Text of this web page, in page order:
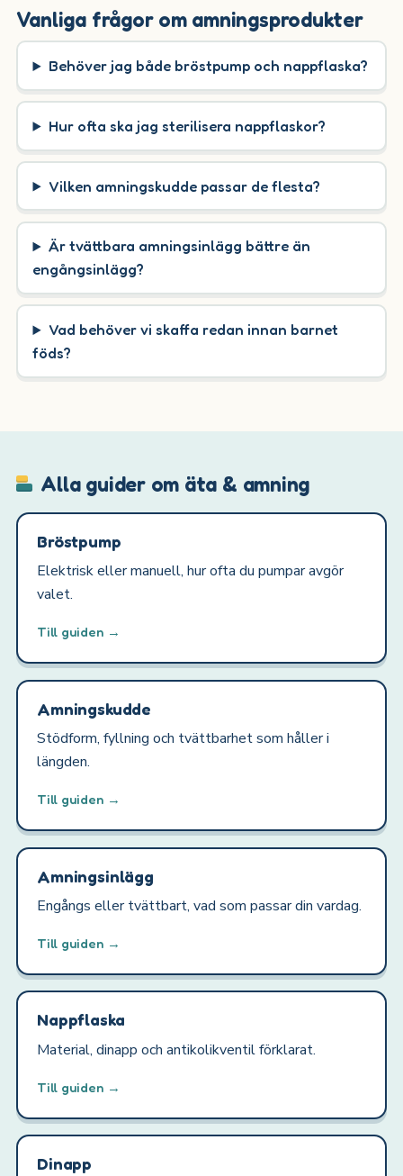
Vanliga frågor om amningsprodukter
Behöver jag både bröstpump och nappflaska?
Hur ofta ska jag sterilisera nappflaskor?
Vilken amningskudde passar de flesta?
Är tvättbara amningsinlägg bättre än
engångsinlägg?
Vad behöver vi skaffa redan innan barnet
föds?
Alla guider om äta & amning
Bröstpump
Elektrisk eller manuell, hur ofta du pumpar avgör
valet.
Till guiden →
Amningskudde
Stödform, fyllning och tvättbarhet som håller i
längden.
Till guiden →
Amningsinlägg
Engångs eller tvättbart, vad som passar din vardag.
Till guiden →
Nappflaska
Material, dinapp och antikolikventil förklarat.
Till guiden →
Dinapp